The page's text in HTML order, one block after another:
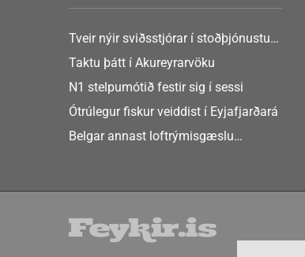
Tveir nýir sviðsstjórar í stoðþjónustu
og stjórnsýslu háskólans
Taktu þátt í Akureyrarvöku
N1 stelpumótið festir sig í sessi
Ótrúlegur fiskur veiddist í Eyjafjarðará
Belgar annast loftrýmisgæslu